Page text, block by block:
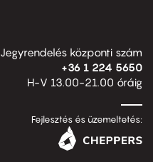
Jegyrendelés központi szám
+36 1 224 5650
H-V 13.00-21.00 óráig
Fejlesztés és üzemeltetés: